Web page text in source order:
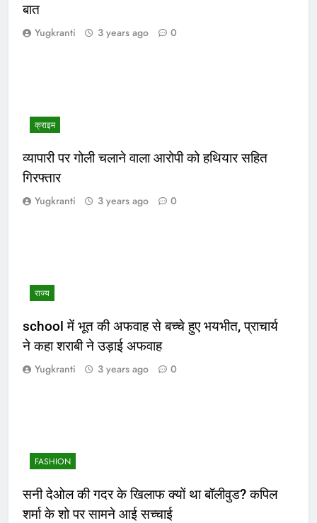
बात
Yugkranti 3 years ago 0
क्राइम
व्यापारी पर गोली चलाने वाला आरोपी को हथियार सहित
गिरफ्तार
Yugkranti 3 years ago 0
राज्य
school में भूत की अफवाह से बच्चे हुए भयभीत, प्राचार्य
ने कहा शराबी ने उड़ाई अफवाह
Yugkranti 3 years ago 0
FASHION
सनी देओल की गदर के खिलाफ क्यों था बॉलीवुड? कपिल
शर्मा के शो पर सामने आई सच्चाई